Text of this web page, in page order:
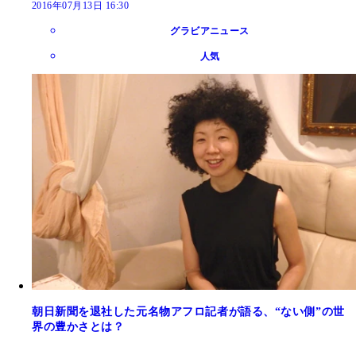
2016年07月13日 16:30
グラビアニュース
人気
朝日新聞を退社した元名物アフロ記者が語る、“ない側”の世
界の豊かさとは？